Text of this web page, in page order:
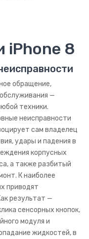
iPhone 8
обращение,
—
техники.
неисправности
сам владелец
удары и падения в
корпусных
а также разбитый
К наиболее
приводят
результат —
сенсорных кнопок,
модуля и
жидкостей, в